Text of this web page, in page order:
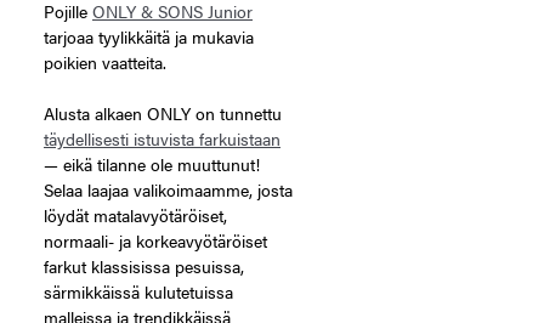
Pojille ONLY & SONS Junior
tarjoaa tyylikkäitä ja mukavia
poikien vaatteita.
Alusta alkaen ONLY on tunnettu
täydellisesti istuvista farkuistaan
— eikä tilanne ole muuttunut!
Selaa laajaa valikoimaamme, josta
löydät matalavyötäröiset,
normaali- ja korkeavyötäröiset
farkut klassisissa pesuissa,
särmikkäissä kulutetuissa
malleissa ja trendikkäissä